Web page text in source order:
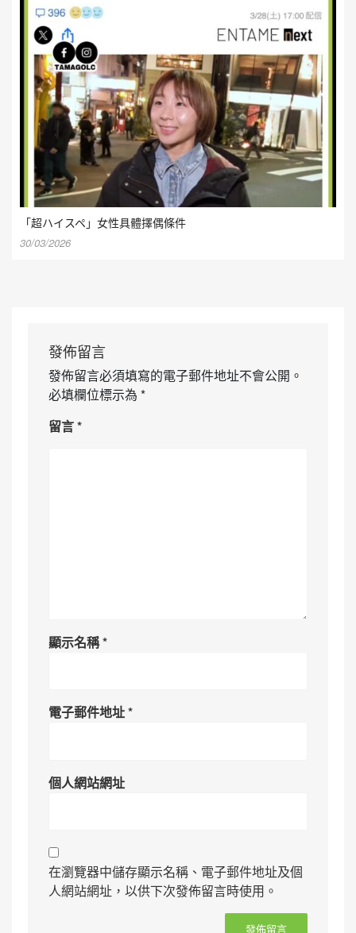
「超ハイスペ」女性具體擇偶條件
30/03/2026
發佈留言
發佈留言必須填寫的電子郵件地址不會公開。
必填欄位標示為 *
留言*
顯示名稱*
電子郵件地址*
個人網站網址
在瀏覽器中儲存顯示名稱、電子郵件地址及個
人網站網址，以供下次發佈留言時使用。